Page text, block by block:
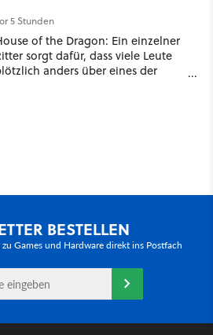
5 Stunden
of the Dragon: Ein einzelner
sorgt dafür, dass viele Leute
anders über eines der
BESTELLEN
Games und Hardware direkt ins Postfach